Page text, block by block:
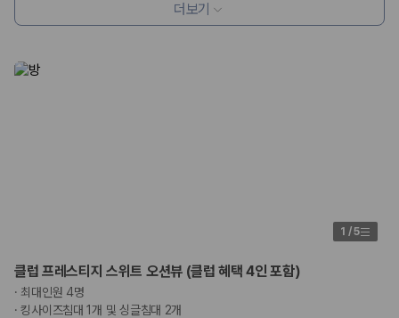
더보기
1 /5
클럽 프레스티지 스위트 오션뷰 (클럽 혜택 4인 포함)
· 최대인원 4명
·킹사이즈침대 1개 및 싱글침대 2개